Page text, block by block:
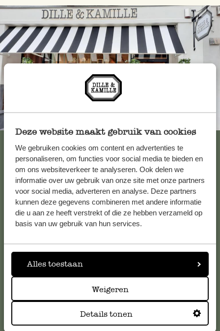
Deze website maakt gebruik van cookies
We gebruiken cookies om content en advertenties te
personaliseren, om functies voor social media te bieden en
om ons websiteverkeer te analyseren. Ook delen we
informatie over uw gebruik van onze site met onze partners
voor social media, adverteren en analyse. Deze partners
kunnen deze gegevens combineren met andere informatie
die u aan ze heeft verstrekt of die ze hebben verzameld op
basis van uw gebruik van hun services.
Alles toestaan
Weigeren
Details tonen
Service clientèle
Pour toute question ou demande de conseil ou d’aide,
veuillez contacter notre service clientèle. Ou retrouvez ici
serviceclientele@dille-kamille.com